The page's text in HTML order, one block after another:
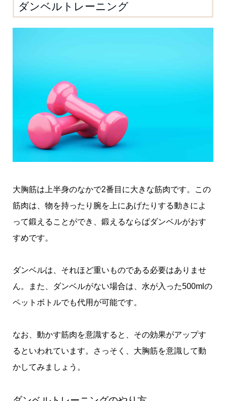
ダンベルトレーニング
大胸筋は上半身のなかで2番目に大きな筋肉です。この
筋肉は、物を持ったり腕を上にあげたりする動きによ
って鍛えることができ、鍛えるならばダンベルがおす
すめです。
ダンベルは、それほど重いものである必要はありませ
ん。また、ダンベルがない場合は、水が入った500mlの
ペットボトルでも代用が可能です。
なお、動かす筋肉を意識すると、その効果がアップす
るといわれています。さっそく、大胸筋を意識して動
かしてみましょう。